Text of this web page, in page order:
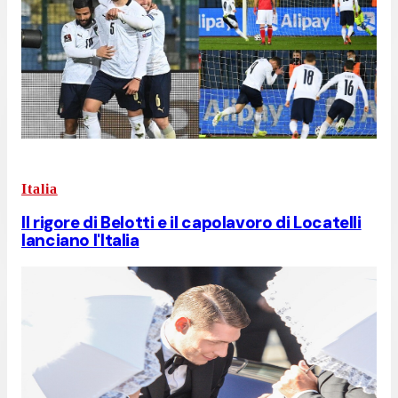
Italia
Il rigore di Belotti e il capolavoro di Locatelli
lanciano l'Italia